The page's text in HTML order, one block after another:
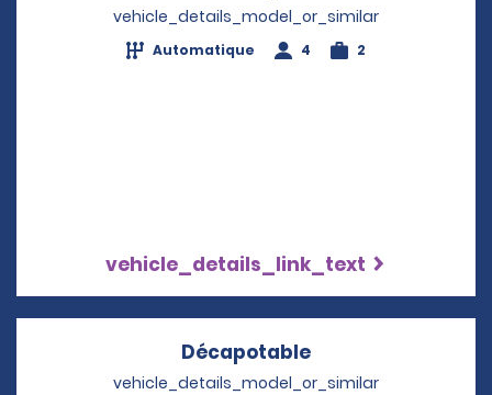
vehicle_details_model_or_similar
Automatique 4 2
vehicle_details_link_text
Décapotable
vehicle_details_model_or_similar